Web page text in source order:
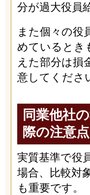
分が過大役員
また個々の役
めているとき
えた部分は損
意してくださ
同業他社
際の注意点
実質基準で役
場合、比較対
も重要です。